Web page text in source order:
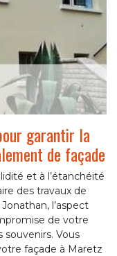
garantir la
de façade
et à l’étanchéité
des travaux de
l’aspect
de votre
Vous
façade à Maretz